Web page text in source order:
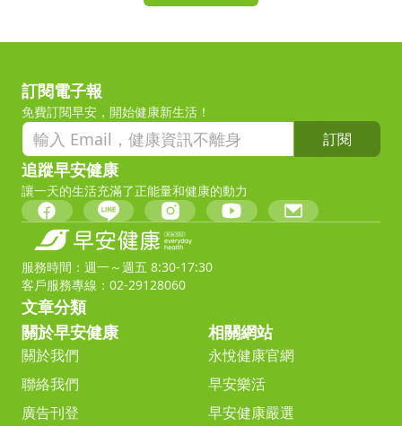
訂閱電子報
免費訂閱早安，開始健康新生活！
訂閱
追蹤早安健康
讓一天的生活充滿了正能量和健康的動力
服務時間：週一～週五 8:30-17:30
客戶服務專線：02-29128060
文章分類
關於早安健康
關於我們
聯絡我們
廣告刊登
相關網站
永悅健康官網
早安樂活
早安健康嚴選